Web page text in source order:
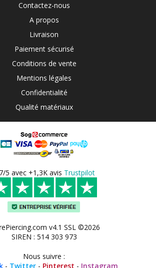
Contactez-nous
A propos
Livraison
Paiement sécurisé
Conditions de vente
Mentions légales
Confidentialité
Qualité matériaux
5 avec +1,3K avis Trustpilot
v4.1 SSL ©2026
SIREN : 514 303 973
Nous suivre :
- Twitter - Pinterest - Instagram